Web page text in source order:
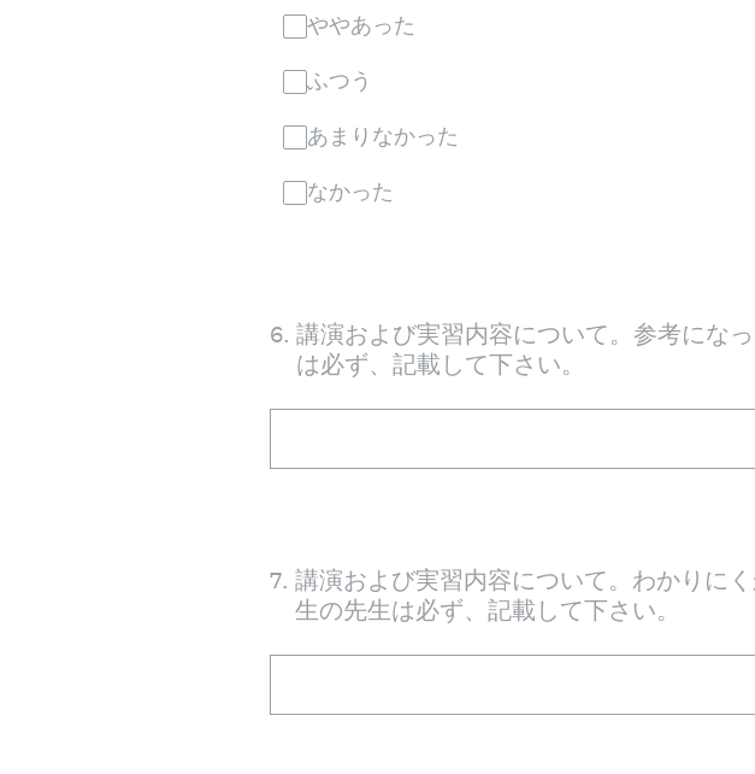
ややあった
ふつう
あまりなかった
なかった
6. 講演および実習内容について。参考にな
は必ず、記載して下さい。
7. 講演および実習内容について。わかりに
生の先生は必ず、記載して下さい。